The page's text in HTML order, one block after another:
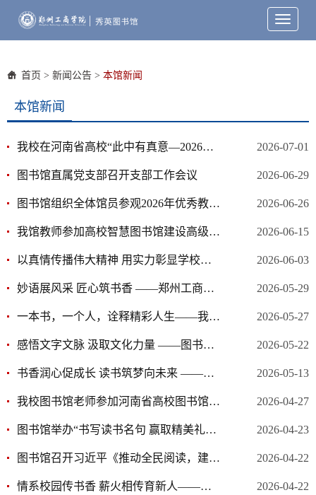
Toggle
首页 > 新闻公告 > 本馆新闻
本馆新闻
我校在河南省高校“此中有真意—2026年世界读书日”阅读推广活动中斩获佳绩 2026-07-01
图书馆直属党支部召开支部工作会议 2026-06-29
图书馆组织全体馆员参观2026年优秀教学材料展 2026-06-26
我馆教师参加高校智慧图书馆建设高级研修班学习 2026-06-15
以真情传播伟大精神 用实力彰显学校美名——我校在河南省“中科杯”知识竞赛中斩获佳绩 2026-06-03
妙语展风采 匠心筑书香 ——郑州工商学院图书馆馆员讲解技能比赛圆满举行 2026-05-29
一本书，一个人，诠释精彩人生——我校“百名教授谈读书”第十四期讲座成功举办 2026-05-27
感悟文字文脉 汲取文化力量 ——图书馆直属党支部赴中国文字博物馆开展主题党日活动 2026-05-22
书香润心促成长 读书筑梦向未来 ——我校举办“百名教授谈读书”第十三期专题讲座 2026-05-13
我校图书馆老师参加河南省高校图书馆工作会议 2026-04-27
图书馆举办“书写读书名句 赢取精美礼品”阅读推广主题活动 2026-04-23
图书馆召开习近平《推动全民阅读，建设书香社会》学习座谈会 2026-04-22
情系校园传书香 薪火相传育新人——雷红薇、梁亦欣两位教授向我校图书馆捐赠图书 2026-04-22